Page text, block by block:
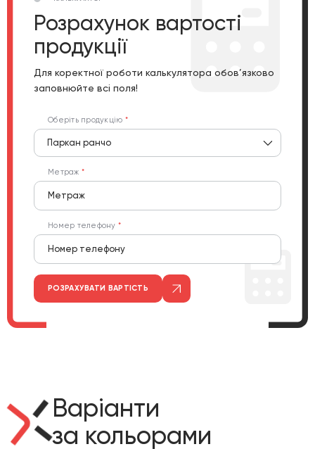
Розрахунок вартості
продукції
Для коректної роботи калькулятора обов’язково
заповнюйте всі поля!
Оберіть продукцію
Паркан ранчо
Метраж
Номер телефону
РОЗРАХУВАТИ ВАРТІСТЬ
Варіанти
за кольорами